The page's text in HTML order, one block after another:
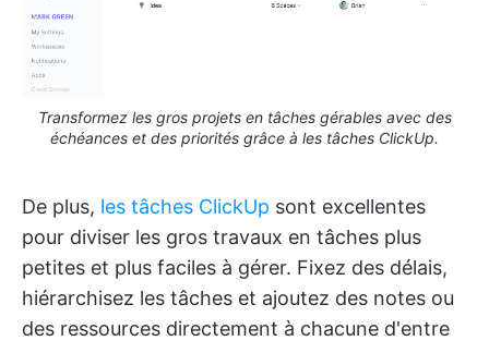
Transformez les gros projets en tâches gérables avec des
échéances et des priorités grâce à les tâches ClickUp.
De plus, les tâches ClickUp sont excellentes
pour diviser les gros travaux en tâches plus
petites et plus faciles à gérer. Fixez des délais,
hiérarchisez les tâches et ajoutez des notes ou
des ressources directement à chacune d'entre